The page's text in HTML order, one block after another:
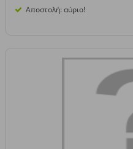
Αποστολή: αύριο!